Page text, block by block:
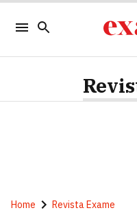
Home Revista Exame